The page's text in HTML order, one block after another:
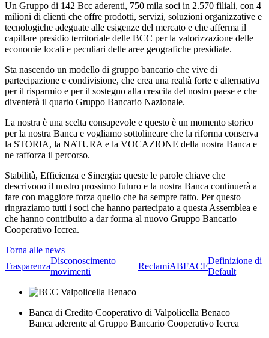
Un Gruppo di 142 Bcc aderenti, 750 mila soci in 2.570 filiali, con 4
milioni di clienti che offre prodotti, servizi, soluzioni organizzative e
tecnologiche adeguate alle esigenze del mercato e che afferma il
capillare presidio territoriale delle BCC per la valorizzazione delle
economie locali e peculiari delle aree geografiche presidiate.
Sta nascendo un modello di gruppo bancario che vive di
partecipazione e condivisione, che crea una realtà forte e alternativa
per il risparmio e per il sostegno alla crescita del nostro paese e che
diventerà il quarto Gruppo Bancario Nazionale.
La nostra è una scelta consapevole e questo è un momento storico
per la nostra Banca e vogliamo sottolineare che la riforma conserva
la STORIA, la NATURA e la VOCAZIONE della nostra Banca e
ne rafforza il percorso.
Stabilità, Efficienza e Sinergia: queste le parole chiave che
descrivono il nostro prossimo futuro e la nostra Banca continuerà a
fare con maggiore forza quello che ha sempre fatto. Per questo
ringraziamo tutti i soci che hanno partecipato a questa Assemblea e
che hanno contribuito a dar forma al nuovo Gruppo Bancario
Cooperativo Iccrea.
Torna alle news
Trasparenza
Disconoscimento
movimenti
ReclamiABFACF
Definizione di
Default
Banca di Credito Cooperativo di Valpolicella Benaco
Banca aderente al Gruppo Bancario Cooperativo Iccrea